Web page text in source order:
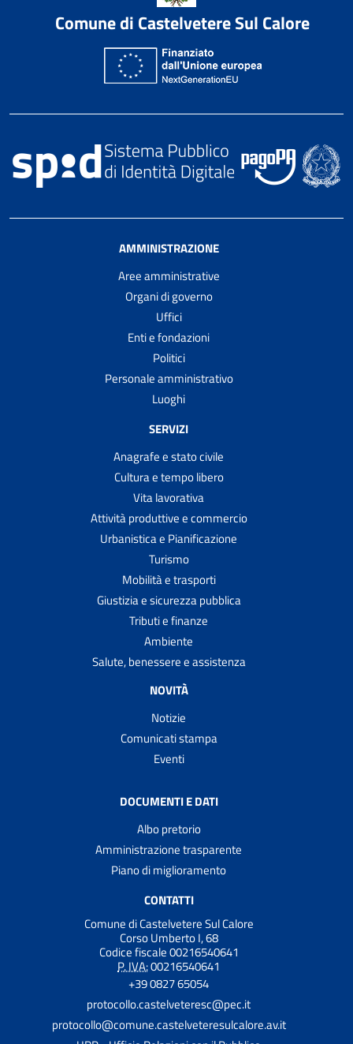
Comune di Castelvetere Sul Calore
AMMINISTRAZIONE
Aree amministrative
Organi di governo
Uffici
Enti e fondazioni
Politici
Personale amministrativo
Luoghi
SERVIZI
Anagrafe e stato civile
Cultura e tempo libero
Vita lavorativa
Attività produttive e commercio
Urbanistica e Pianificazione
Turismo
Mobilità e trasporti
Giustizia e sicurezza pubblica
Tributi e finanze
Ambiente
Salute, benessere e assistenza
NOVITÀ
Notizie
Comunicati stampa
Eventi
DOCUMENTI E DATI
Albo pretorio
Amministrazione trasparente
Piano di miglioramento
CONTATTI
Comune di Castelvetere Sul Calore
Corso Umberto I, 68
Codice fiscale 00216540641
P. IVA:00216540641
+39 0827 65054
protocollo.castelveteresc@pec.it
protocollo@comune.castelveteresulcalore.av.it